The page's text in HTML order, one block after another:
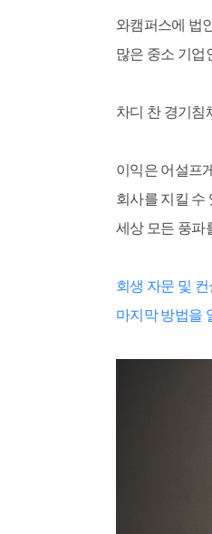
와캠퍼스에 법
많은 중소 기업
차디 찬 경기침
이익은 어설프
회사를 지킬 수
세상 모든 풍파
회생 자문 및
마지막 방법을